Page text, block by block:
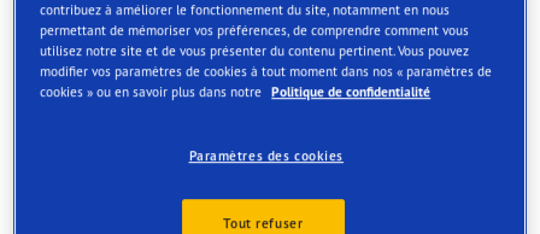
Pourquoi laisser les coûts élevés du carburant
contribuez à améliorer le fonctionnement du site, notamment en nous
permettant de mémoriser vos préférences, de comprendre comment vous
utilisez notre site et de vous présenter du contenu pertinent. Vous pouvez
modifier vos paramètres de cookies à tout moment dans nos « paramètres de
cookies » ou en savoir plus dans notre Politique de confidentialité
Paramètres des cookies
Tout refuser